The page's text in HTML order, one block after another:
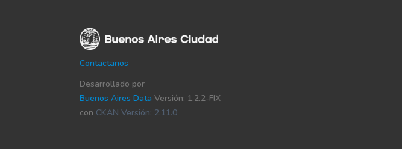
Contactanos
Desarrollado por
Buenos Aires Data Versión: 1.2.2-FIX
con CKAN Versión: 2.11.0